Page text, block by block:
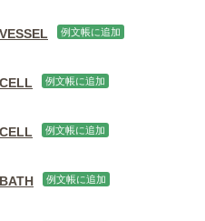
VESSEL 例文帳に追加
CELL 例文帳に追加
CELL 例文帳に追加
BATH 例文帳に追加